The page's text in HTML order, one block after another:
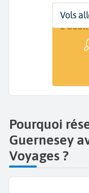
Départ
Paris
Dates
Dates
1
Vols
Pourquoi
Guernesey
Voyages ?